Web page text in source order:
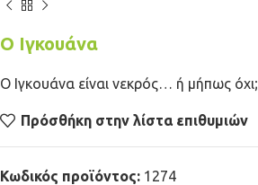
Ο Ιγκουάνα
Ο Ιγκουάνα είναι νεκρός… ή μήπως όχι;
Πρόσθήκη στην λίστα επιθυμιών
Κωδικός προϊόντος: 1274